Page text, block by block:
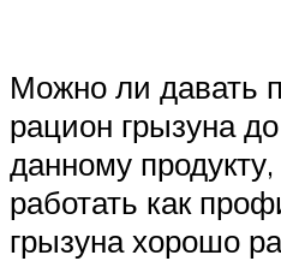
Можно ли давать
рацион грызуна
данному
работать как
грызуна хорошо